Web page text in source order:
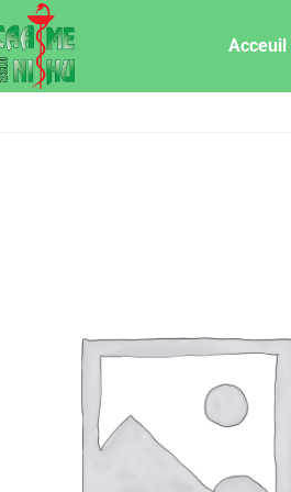
Acceuil